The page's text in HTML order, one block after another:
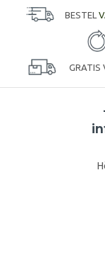
BESTEL
GRATIS